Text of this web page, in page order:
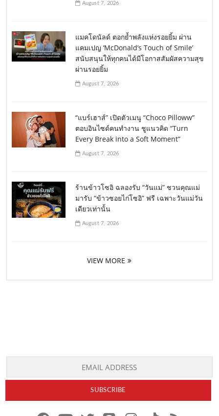
August 7, 2026
แมคโดนัลด์ ตอกย้ำพลังแห่งรอยยิ้ม ผ่าน
แคมเปญ ‘McDonald’s Touch of Smile’
สนับสนุนให้ทุกคนได้มีโอกาสสัมผัสความสุข
ผ่านรอยยิ้ม
August 7, 2026
“แบร์เฮาส์” เปิดตัวเมนู “Choco Pilloww”
ตอบอินไซด์คนทำงาน ชูแนวคิด “Turn
Every Break into a Soft Moment”
August 7, 2026
ร้านข้าวโซอิ ฉลองรับ “วันแม่” ชวนคุณแม่
มารับ “ข้าวซอยไก่โซอิ” ฟรี เฉพาะวันแม่วัน
เดียวเท่านั้น
August 7, 2026
VIEW MORE